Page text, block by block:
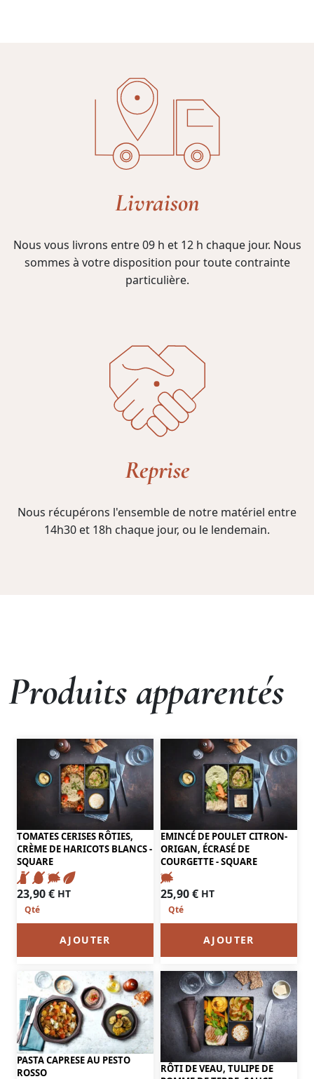
Livraison
Nous vous livrons entre 09 h et 12 h chaque jour. Nous
sommes à votre disposition pour toute contrainte
particulière.
Reprise
Nous récupérons l'ensemble de notre matériel entre
14h30 et 18h chaque jour, ou le lendemain.
Produits apparentés
TOMATES CERISES RÔTIES,
CRÈME DE HARICOTS BLANCS -
SQUARE
23,90€ HT
AJOUTER
EMINCÉ DE POULET CITRON-
ORIGAN, ÉCRASÉ DE
COURGETTE - SQUARE
25,90€ HT
AJOUTER
PASTA CAPRESE AU PESTO
ROSSO
RÔTI DE VEAU, TULIPE DE